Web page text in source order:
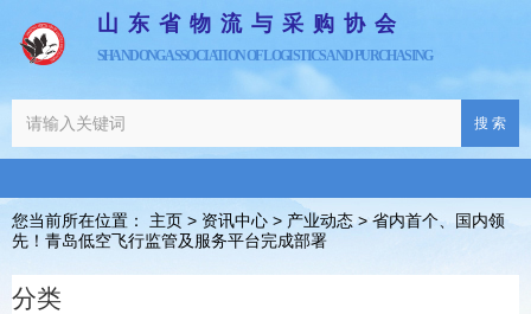
山东省物流与采购协会
SHANDONG ASSOCIATION OF LOGISTICS AND PURCHASING
搜 索
您当前所在位置： 主页 > 资讯中心 > 产业动态 > 省内首个、国内领
先！青岛低空飞行监管及服务平台完成部署
分类